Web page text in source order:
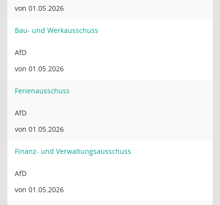
von 01.05.2026
Bau- und Werkausschuss
AfD
von 01.05.2026
Ferienausschuss
AfD
von 01.05.2026
Finanz- und Verwaltungsausschuss
AfD
von 01.05.2026